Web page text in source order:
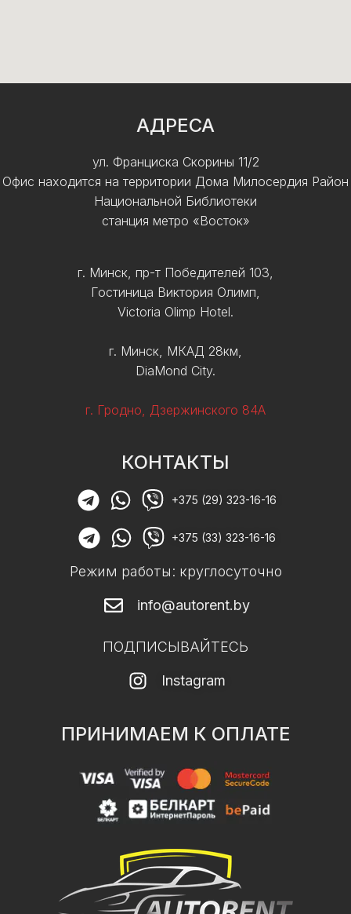
АДРЕСА
ул. Франциска Скорины 11/2
Офис находится на территории Дома Милосердия Район
Национальной Библиотеки
станция метро «Восток»
г. Минск, пр-т Победителей 103,
Гостиница Виктория Олимп,
Victoria Olimp Hotel.
г. Минск, МКАД 28км,
DiaMond City.
г. Гродно, Дзержинского 84А
КОНТАКТЫ
+375 (29) 323-16-16
+375 (33) 323-16-16
Режим работы: круглосуточно
info@autorent.by
ПОДПИСЫВАЙТЕСЬ
Instagram
ПРИНИМАЕМ К ОПЛАТЕ